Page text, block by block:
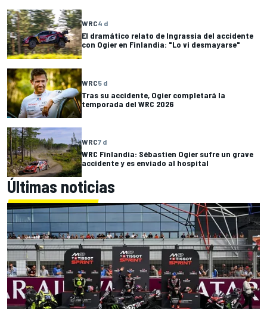
WRC4 d
El dramático relato de Ingrassia del accidente
con Ogier en Finlandia: "Lo vi desmayarse"
WRC5 d
Tras su accidente, Ogier completará la
temporada del WRC 2026
WRC7 d
WRC Finlandia: Sébastien Ogier sufre un grave
accidente y es enviado al hospital
Últimas noticias